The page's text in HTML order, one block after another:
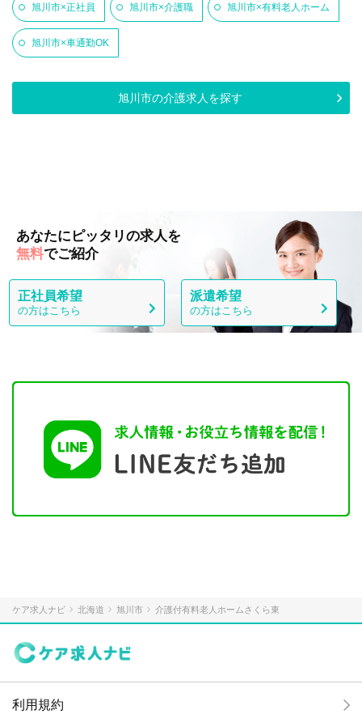
旭川市×正社員 旭川市×介護職 旭川市×有料老人ホーム
旭川市×車通勤OK
旭川市の介護求人を探す
あなたにピッタリの求人を
無料でご紹介
正社員希望
の方はこちら
派遣希望
の方はこちら
ケア求人ナビ 北海道 旭川市 介護付有料老人ホームさくら東
利用規約